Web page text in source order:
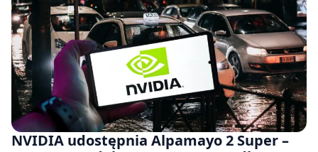
NVIDIA udostępnia Alpamayo 2 Super –